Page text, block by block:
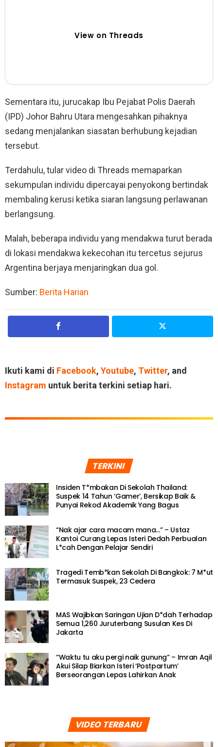
View on Threads
Sementara itu, jurucakap Ibu Pejabat Polis Daerah
(IPD) Johor Bahru Utara mengesahkan pihaknya
sedang menjalankan siasatan berhubung kejadian
tersebut.
Terdahulu, tular video di Threads memaparkan
sekumpulan individu dipercayai penyokong bertindak
membaling kerusi ketika siaran langsung perlawanan
berlangsung.
Malah, beberapa individu yang mendakwa turut berada
di lokasi mendakwa kekecohan itu tercetus sejurus
Argentina berjaya menjaringkan dua gol.
Sumber: Berita Harian
Ikuti kami di Facebook, Youtube, Twitter, and
Instagram untuk berita terkini setiap hari.
TERKINI
Insiden T*mbakan Di Sekolah Thailand:
Suspek 14 Tahun ‘Gamer’, Bersikap Baik &
Punyai Rekod Akademik Yang Bagus
“Nak ajar cara macam mana…” – Ustaz
Kantoi Curang Lepas Isteri Dedah Perbualan
L*cah Dengan Pelajar Sendiri
Tragedi Temb*kan Sekolah Di Bangkok: 7 M*ut
Termasuk Suspek, 23 Cedera
MAS Wajibkan Saringan Ujian D*dah Terhadap
Semua 1,260 Juruterbang Susulan Kes Di
Jakarta
“Waktu tu aku pergi naik gunung” – Imran Aqil
Akui Silap Biarkan Isteri ‘Postpartum’
Berseorangan Lepas Lahirkan Anak
VIDEO TERBARU